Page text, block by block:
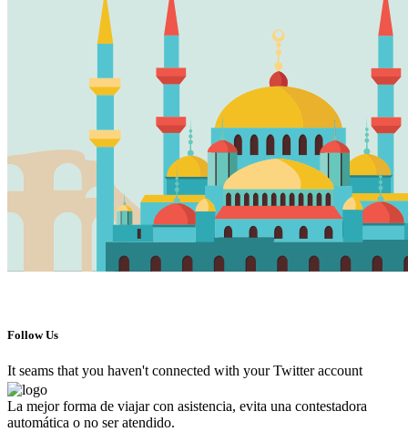
Follow Us
It seams that you haven't connected with your Twitter account
La mejor forma de viajar con asistencia, evita una contestadora
automática o no ser atendido.